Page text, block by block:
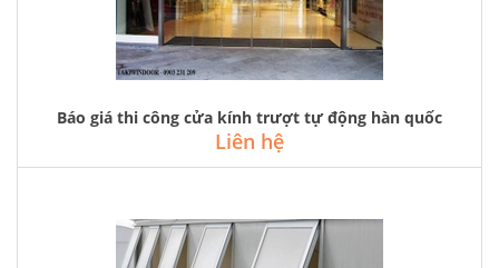
Báo giá thi công cửa kính trượt tự động hàn quốc
Liên hệ